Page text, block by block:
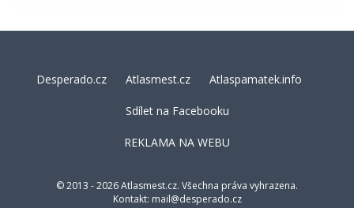
Desperado.cz Atlasmest.cz Atlaspamatek.info
Sdílet na Facebooku
REKLAMA NA WEBU
© 2013 - 2026 Atlasmest.cz. Všechna práva vyhrazena.
Kontakt: mail@desperado.cz